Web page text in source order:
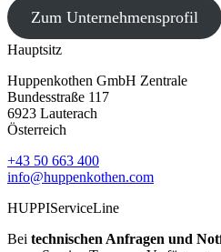
Zum Unternehmensprofil
Hauptsitz
Huppenkothen GmbH Zentrale
Bundesstraße 117
6923 Lauterach
Österreich
+43 50 663 400
info@huppenkothen.com
HUPPIServiceLine
Bei technischen Anfragen und